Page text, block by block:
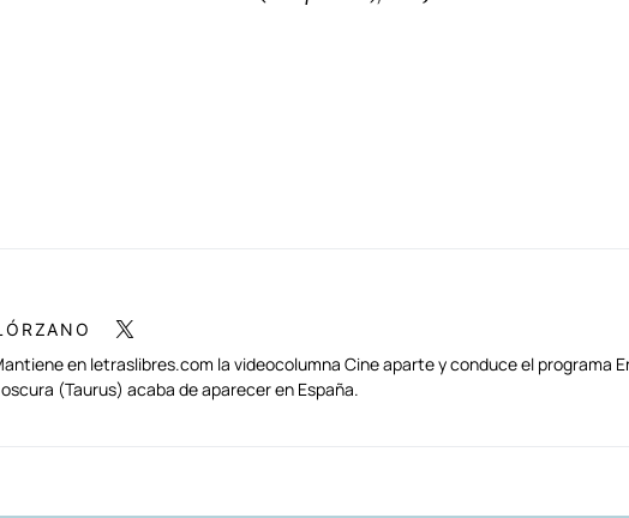
en letraslibres.com la videocolumna Cine aparte y conduce el programa
(Taurus) acaba de aparecer en España.